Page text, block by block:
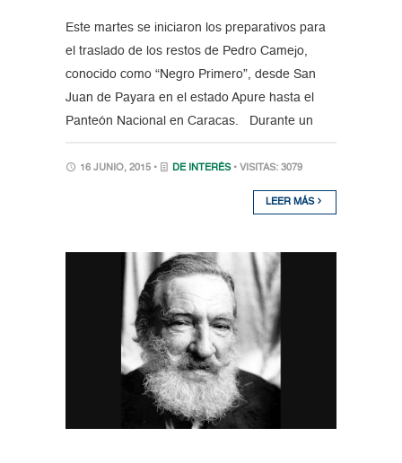
Este martes se iniciaron los preparativos para
el traslado de los restos de Pedro Camejo,
conocido como “Negro Primero”, desde San
Juan de Payara en el estado Apure hasta el
Panteón Nacional en Caracas. Durante un
16 JUNIO, 2015 • DE INTERÉS • VISITAS: 3079
LEER MÁS